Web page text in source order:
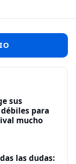
sus
para
mucho
las dudas: